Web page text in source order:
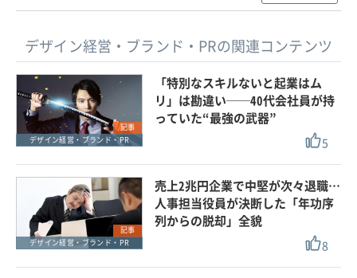
デザイン経営・ブランド・PRの関連コンテンツ
記事
デザイン経営・ブランド・PR
「特別なスキルないと起業はム
リ」は勘違い──40代会社員が持
っていた“最強の武器”
5
記事
デザイン経営・ブランド・PR
売上2兆円企業で中堅が次々退職…
人事担当役員が決断した「年功序
列からの脱却」全貌
8